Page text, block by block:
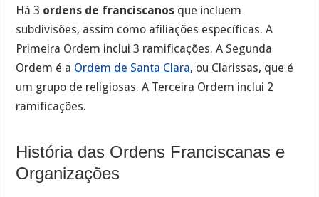
Há 3 ordens de franciscanos que incluem
subdivisões, assim como afiliações específicas. A
Primeira Ordem inclui 3 ramificações. A Segunda
Ordem é a Ordem de Santa Clara, ou Clarissas, que é
um grupo de religiosas. A Terceira Ordem inclui 2
ramificações.
História das Ordens Franciscanas e
Organizações